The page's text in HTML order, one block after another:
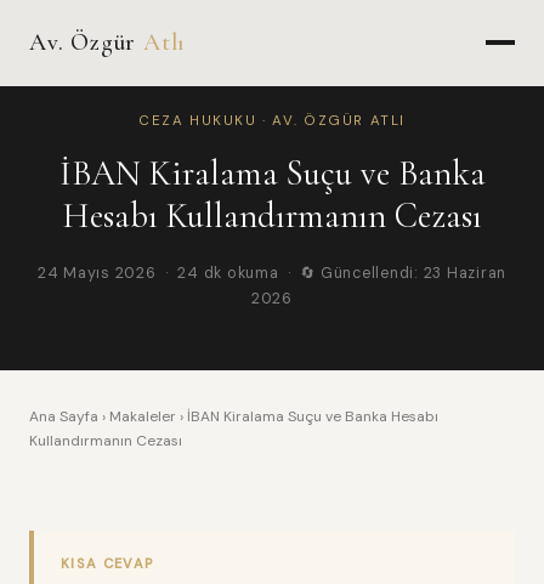
Av. ÖzgürAtlı
CEZA HUKUKU · AV. ÖZGÜR ATLI
İBAN Kiralama Suçu ve Banka
Hesabı Kullandırmanın Cezası
24 Mayıs 2026 · 24 dk okuma · 🔄 Güncellendi: 23 Haziran
2026
Ana Sayfa › Makaleler › İBAN Kiralama Suçu ve Banka Hesabı
Kullandırmanın Cezası
KISA CEVAP